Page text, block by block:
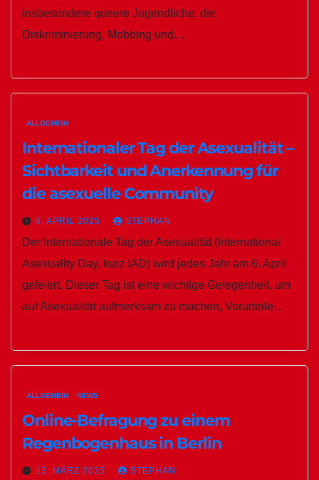
insbesondere queere Jugendliche, die
Diskriminierung, Mobbing und…
ALLGEMEIN
Internationaler Tag der Asexualität –
Sichtbarkeit und Anerkennung für
die asexuelle Community
6. APRIL 2025 STEPHAN
Der Internationale Tag der Asexualität (International
Asexuality Day, kurz IAD) wird jedes Jahr am 6. April
gefeiert. Dieser Tag ist eine wichtige Gelegenheit, um
auf Asexualität aufmerksam zu machen, Vorurteile…
ALLGEMEIN NEWS
Online-Befragung zu einem
Regenbogenhaus in Berlin
13. MÄRZ 2025 STEPHAN